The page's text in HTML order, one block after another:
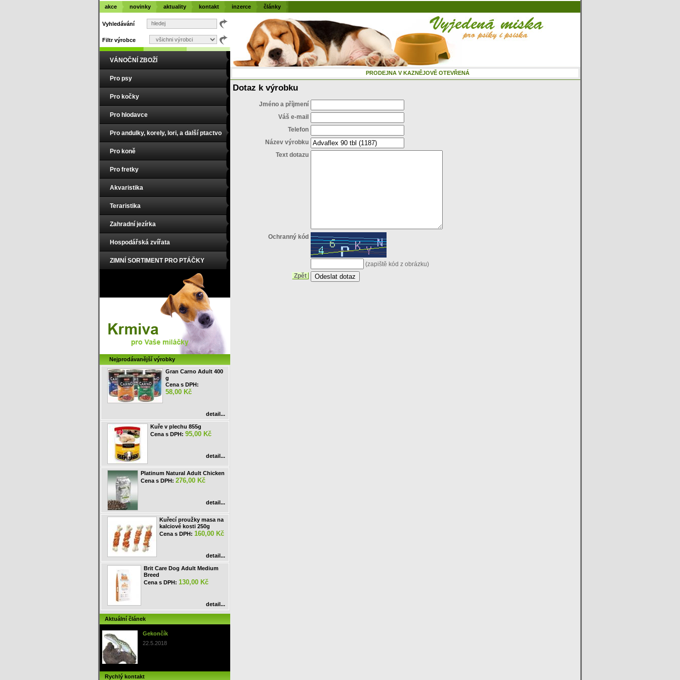
Dotaz k výrobku
Jméno a příjmení
Váš e-mail
Telefon
Název výrobku
Text dotazu
Ochranný kód
(zapiště kód z obrázku)
Zpět
PRODEJNA V KAZNĚJOVĚ OTEVŘENÁ
Vyhledávání
Filtr výrobce
VÁNOČNÍ ZBOŽÍ
Pro psy
Pro kočky
Pro hlodavce
Pro andulky, korely, lori, a další ptactvo
Pro koně
Pro fretky
Akvaristika
Teraristika
Zahradní jezírka
Hospodářská zvířata
ZIMNÍ SORTIMENT PRO PTÁČKY
Nejprodávanější výrobky
Gran Carno Adult 400
g
Cena s DPH:
58,00 Kč
detail...
Kuře v plechu 855g
Cena s DPH: 95,00 Kč
detail...
Platinum Natural Adult Chicken
Cena s DPH: 276,00 Kč
detail...
Kuřecí proužky masa na
kalciové kosti 250g
Cena s DPH: 160,00 Kč
detail...
Brit Care Dog Adult Medium
Breed
Cena s DPH: 130,00 Kč
detail...
Aktuální článek
Gekončík
22.5.2018
Rychlý kontakt
akce novinky aktuality kontakt inzerce články